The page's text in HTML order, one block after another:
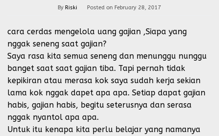
By Riski Posted on February 28, 2017
cara cerdas mengelola uang gajian ,Siapa yang
nggak seneng saat gajian?
Saya rasa kita semua seneng dan menunggu nunggu
banget saat saat gajian tiba. Tapi pernah tidak
kepikiran atau merasa kok saya sudah kerja sekian
lama kok nggak dapet apa apa. Setiap dapat gajian
habis, gajian habis, begitu seterusnya dan serasa
nggak nyantol apa apa.
Untuk itu kenapa kita perlu belajar yang namanya